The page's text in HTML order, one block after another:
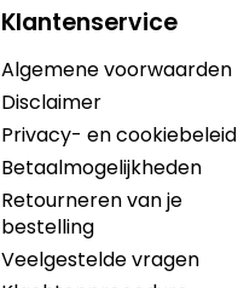
Klantenservice
Algemene voorwaarden
Disclaimer
Privacy- en cookiebeleid
Betaalmogelijkheden
Retourneren van je
bestelling
Veelgestelde vragen